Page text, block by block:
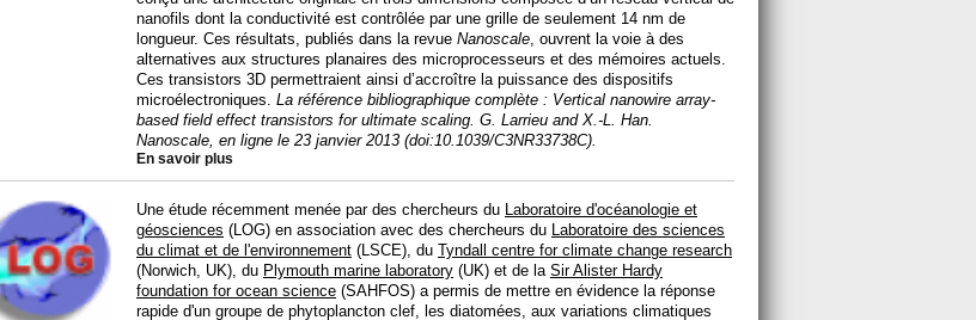
nanofils dont la conductivité est contrôlée par une grille de seulement 14 nm de
longueur. Ces résultats, publiés dans la revue Nanoscale , ouvrent la voie à des
alternatives aux structures planaires des microprocesseurs et des mémoires actuels.
Ces transistors 3D permettraient ainsi d’accroître la puissance des dispositifs
microélectroniques. La référence bibliographique complète : Vertical nanowire array-
based field effect transistors for ultimate scaling. G. Larrieu and X.-L. Han.
Nanoscale, en ligne le 23 janvier 2013 (doi:10.1039/C3NR33738C).
En savoir plus
Une étude récemment menée par des chercheurs du
Laboratoire d'océanologie et
géosciences (LOG) en association avec des chercheurs du
Laboratoire des sciences
du climat et de l'environnement (LSCE), du Tyndall centre for climate change research
(Norwich, UK), du Plymouth marine laboratory (UK) et de la Sir Alister Hardy
foundation for ocean science (SAHFOS) a permis de mettre en évidence la réponse
rapide d'un groupe de phytoplancton clef, les diatomées, aux variations climatiques